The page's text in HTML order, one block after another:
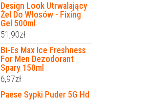
Design Look Utrwalający
Żel Do Włosów - Fixing
Gel 500ml
51,90zł
Bi-Es Max Ice Freshness
For Men Dezodorant
Spary 150ml
6,97zł
Paese Sypki Puder 5G Hd